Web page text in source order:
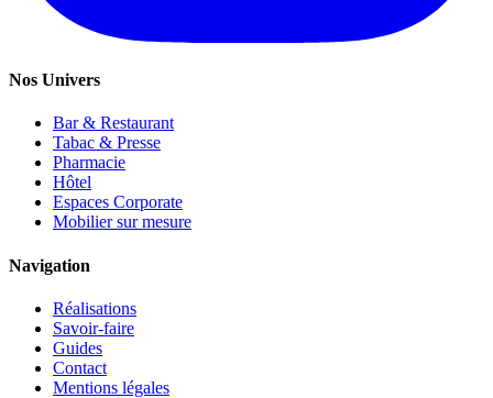
Nos Univers
Bar & Restaurant
Tabac & Presse
Pharmacie
Hôtel
Espaces Corporate
Mobilier sur mesure
Navigation
Réalisations
Savoir-faire
Guides
Contact
Mentions légales